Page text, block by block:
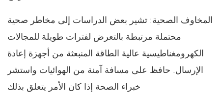
المخاوف الصحية: تشير بعض الدراسات إلى مخاطر صحية
محتملة مرتبطة بالتعرض لفترات طويلة للمجالات
الكهرومغناطيسية عالية الطاقة المنبعثة من أجهزة إعادة
الإرسال. حافظ على مسافة آمنة من الهوائيات واستشر